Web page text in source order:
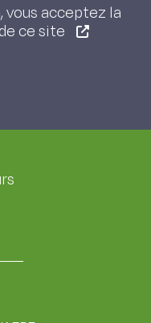
acceptez la
ce site